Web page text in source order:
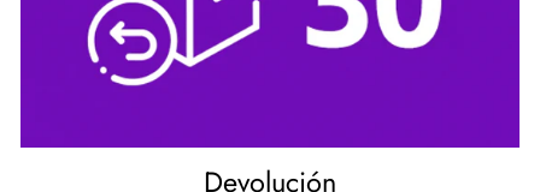
Devolución